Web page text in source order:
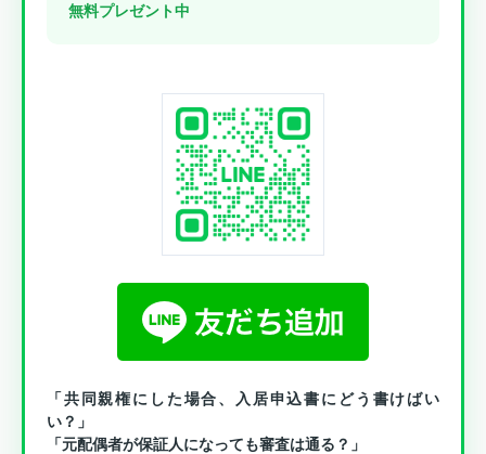
無料プレゼント中
「共同親権にした場合、入居申込書にどう書けばい
い？」
「元配偶者が保証人になっても審査は通る？」